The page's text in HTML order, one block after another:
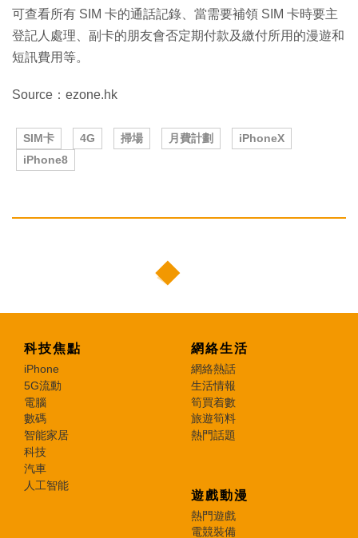
可查看所有 SIM 卡的通話記錄、當需要補領 SIM 卡時要主
登記人處理、副卡的朋友會否定期付款及繳付所用的漫遊和
短訊費用等。
Source：ezone.hk
SIM卡 4G 掃場 月費計劃
iPhoneX
iPhone8
科技焦點
iPhone
5G流動
電腦
數碼
智能家居
科技
汽車
人工智能
網絡生活
網絡熱話
生活情報
筍買着數
旅遊筍料
熱門話題
遊戲動漫
熱門遊戲
電競裝備